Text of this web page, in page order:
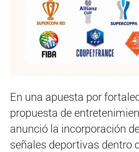
En una apuesta por
propuesta de
anunció la incorporación
señales deportivas dentro